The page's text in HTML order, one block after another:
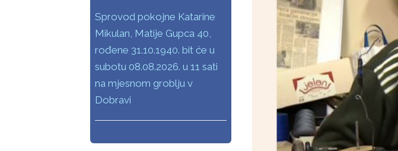
Sprovod pokojne Katarine
Mikulan, Matije Gupca 40,
rođene 31.10.1940. bit će u
subotu 08.08.2026. u 11 sati
na mjesnom groblju v
Dobravi